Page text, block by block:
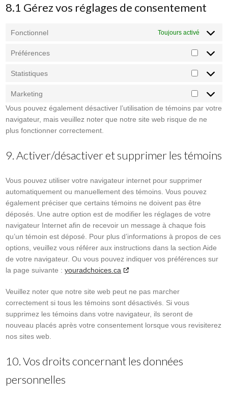
8.1 Gérez vos réglages de consentement
Fonctionnel Toujours activé
Préférences
Statistiques
Marketing
Marketing
Vous pouvez également désactiver l’utilisation de témoins par votre
navigateur, mais veuillez noter que notre site web risque de ne
plus fonctionner correctement.
9. Activer/désactiver et supprimer les témoins
Vous pouvez utiliser votre navigateur internet pour supprimer
automatiquement ou manuellement des témoins. Vous pouvez
également préciser que certains témoins ne doivent pas être
déposés. Une autre option est de modifier les réglages de votre
navigateur Internet afin de recevoir un message à chaque fois
qu’un témoin est déposé. Pour plus d’informations à propos de ces
options, veuillez vous référer aux instructions dans la section Aide
de votre navigateur. Ou vous pouvez indiquer vos préférences sur
la page suivante :youradchoices.ca
Veuillez noter que notre site web peut ne pas marcher
correctement si tous les témoins sont désactivés. Si vous
supprimez les témoins dans votre navigateur, ils seront de
nouveau placés après votre consentement lorsque vous revisiterez
nos sites web.
10. Vos droits concernant les données
personnelles